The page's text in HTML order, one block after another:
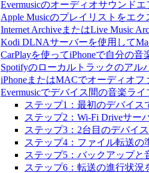
Evermusicのオーディオサウンド
Apple Musicのプレイリストをエ
Internet ArchiveまたはLive Music
Kodi DLNAサーバーを使用して
CarPlayを使ってiPhoneで自分の
Spotifyのローカルトラックのアル
iPhoneまたはMACでオーディオ
Evermusicでデバイス間の音楽ラ
ステップ1：最初のデバイス
ステップ2：Wi-Fi Driveサー
ステップ3：2台目のデバイ
ステップ4：ファイル転送の
ステップ5：バックアップと
ステップ6：転送の進行状況